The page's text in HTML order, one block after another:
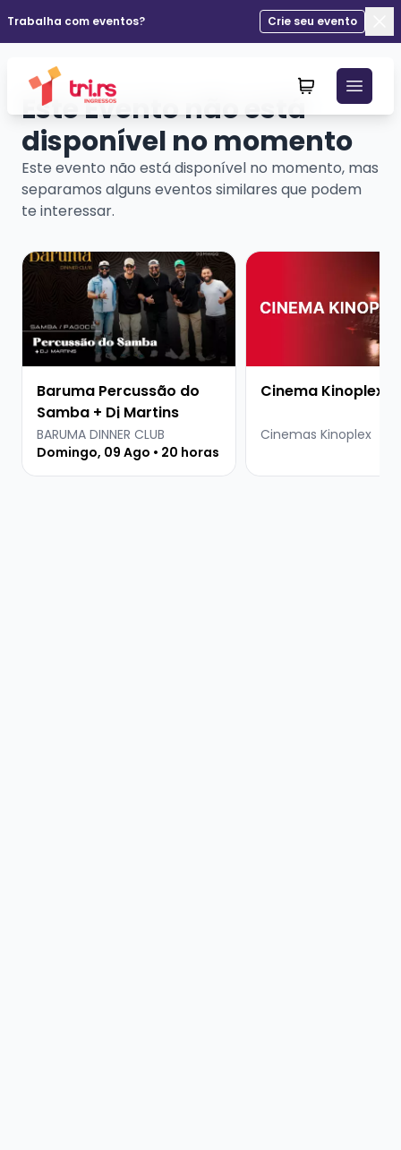
Trabalha com eventos?
Crie seu evento
Este Evento não está
disponível no momento
Este evento não está disponível no momento, mas
separamos alguns eventos similares que podem
te interessar.
Veja mais sobre Baruma Percussão do Samba + Dj
Baruma Percussão do
Samba + Dj Martins
BARUMA DINNER CLUB
Domingo, 09 Ago • 20 horas
Veja mais sobre
Cinema Kinoplex
Cinemas Kinoplex